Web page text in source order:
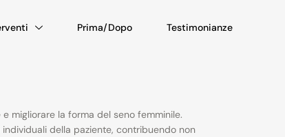
Prima/Dopo Testimonianze
migliorare la forma del seno femminile.
della paziente, contribuendo non